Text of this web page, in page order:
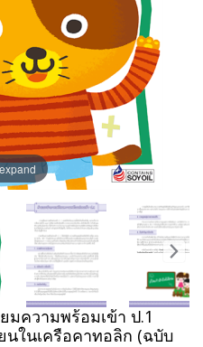
ความพร้อมเข้า ป.1
นในเครือคาทอลิก (ฉบับ